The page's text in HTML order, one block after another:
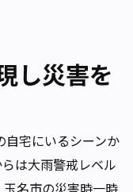
し災害を
自宅にいるシーンか
は大雨警戒レベル
名市の災害時一時